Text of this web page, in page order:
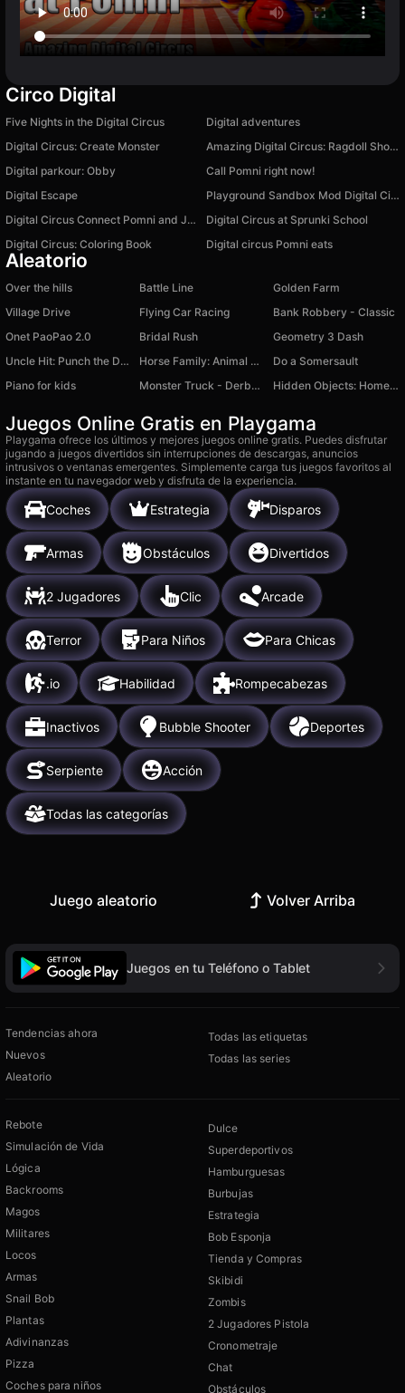
Circo Digital
Five Nights in the Digital Circus
Digital adventures
Digital Circus: Create Monster
Amazing Digital Circus: Ragdoll Show!
Digital parkour: Obby
Call Pomni right now!
Digital Escape
Playground Sandbox Mod Digital Circus
Digital Circus Connect Pomni and Jax
Digital Circus at Sprunki School
Digital Circus: Coloring Book
Digital circus Pomni eats
Aleatorio
Over the hills Battle Line
Golden Farm
Village Drive
Flying Car Racing
Bank Robbery - Classic
Onet PaoPao 2.0
Bridal Rush
Geometry 3 Dash
Uncle Hit: Punch the Dummy
Horse Family: Animal Simulator
Do a Somersault
Piano for kids
Monster Truck - Derby for Survival Hidden Objects: Home Sweet Home
Juegos Online Gratis en Playgama
Playgama ofrece los últimos y mejores juegos online gratis. Puedes disfrutar
jugando a juegos divertidos sin interrupciones de descargas, anuncios
intrusivos o ventanas emergentes. Simplemente carga tus juegos favoritos al
instante en tu navegador web y disfruta de la experiencia.
Coches Estrategia Disparos
Armas Obstáculos Divertidos
2 Jugadores Clic Arcade
Terror Para Niños Para Chicas
.io Habilidad Rompecabezas
Inactivos Bubble Shooter Deportes
Serpiente Acción
Todas las categorías
Juego aleatorio Volver Arriba
Juegos en tu Teléfono o Tablet
Tendencias ahora
Nuevos
Aleatorio
Todas las etiquetas
Todas las series
Rebote
Simulación de Vida
Lógica
Backrooms
Magos
Militares
Locos
Armas
Snail Bob
Plantas
Adivinanzas
Pizza
Coches para niños
Dulce
Superdeportivos
Hamburguesas
Burbujas
Estrategia
Bob Esponja
Tienda y Compras
Skibidi
Zombis
2 Jugadores Pistola
Cronometraje
Chat
Obstáculos